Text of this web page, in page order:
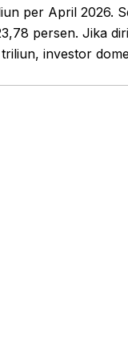
per April 2026.
persen. Jika
investor